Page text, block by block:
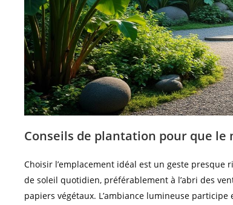
Conseils de plantation pour que le
Choisir l’emplacement idéal est un geste
de soleil quotidien, préférablement à l’abri des
papiers végétaux. L’ambiance lumineuse